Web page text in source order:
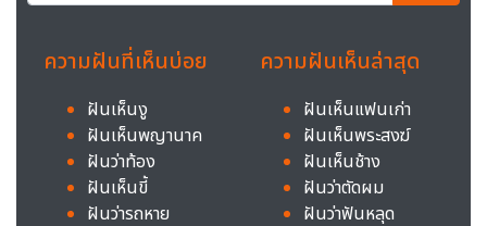
ความฝันที่เห็นบ่อย
ฝันเห็นงู
ฝันเห็นพญานาค
ฝันว่าท้อง
ฝันเห็นขี้
ฝันว่ารถหาย
ความฝันเห็นล่าสุด
ฝันเห็นแฟนเก่า
ฝันเห็นพระสงฆ์
ฝันเห็นช้าง
ฝันว่าตัดผม
ฝันว่าฟันหลุด